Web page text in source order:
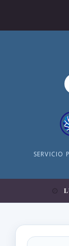
SERVICIO